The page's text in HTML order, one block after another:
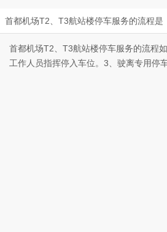
首都机场T2、T3航站楼停车服务的流程是
首都机场T2、T3航站楼停车服务的流程
工作人员指挥停入车位。3、驶离专用停